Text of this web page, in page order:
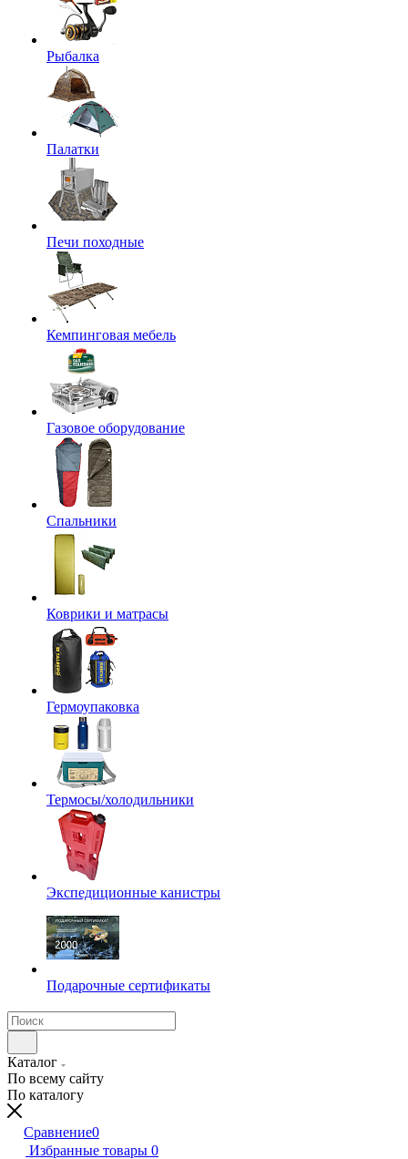
Рыбалка
Палатки
Печи походные
Кемпинговая мебель
Газовое оборудование
Спальники
Коврики и матрасы
Гермоупаковка
Термосы/холодильники
Экспедиционные канистры
Подарочные сертификаты
Каталог
По всему сайту
По каталогу
Сравнение0
Избранные товары 0